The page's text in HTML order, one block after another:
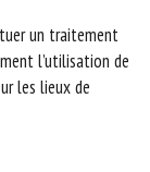
un traitement
l’utilisation de
les lieux de